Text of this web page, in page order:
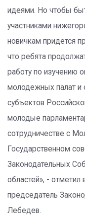
идеями. Но чтобы
участниками
новичкам придется
что ребята
работу по изучению
молодежных палат и
субъектов
молодые
сотрудничестве с
Государственном
Законодательных
областей», - отметил
председатель
Лебедев.